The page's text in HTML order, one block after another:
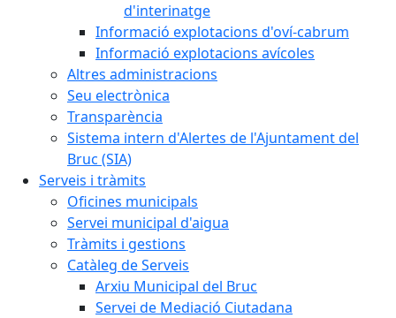
d'interinatge
Informació explotacions d'oví-cabrum
Informació explotacions avícoles
Altres administracions
Seu electrònica
Transparència
Sistema intern d'Alertes de l'Ajuntament del
Bruc (SIA)
Serveis i tràmits
Oficines municipals
Servei municipal d'aigua
Tràmits i gestions
Catàleg de Serveis
Arxiu Municipal del Bruc
Servei de Mediació Ciutadana